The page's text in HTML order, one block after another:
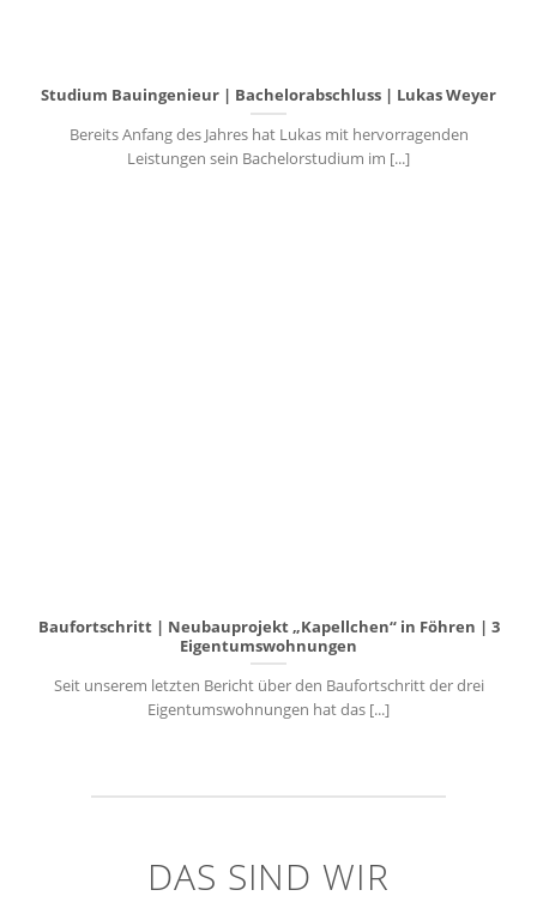
Studium Bauingenieur | Bachelorabschluss | Lukas Weyer
Bereits Anfang des Jahres hat Lukas mit hervorragenden
Leistungen sein Bachelorstudium im [...]
Baufortschritt | Neubauprojekt „Kapellchen“ in Föhren | 3
Eigentumswohnungen
Seit unserem letzten Bericht über den Baufortschritt der drei
Eigentumswohnungen hat das [...]
DAS SIND WIR